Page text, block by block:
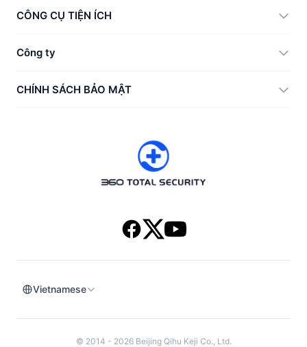
360 Total Security
Anti-Ransomware Tool
CÔNG CỤ TIỆN ÍCH
360 Zip
RecoverlyX
Công ty
Trợ giúp
Lịch sử phiên bản
CHÍNH SÁCH BẢO MẬT
Vietnamese
© 2014 - 2026 Beijing Qihu Keji Co., Ltd.